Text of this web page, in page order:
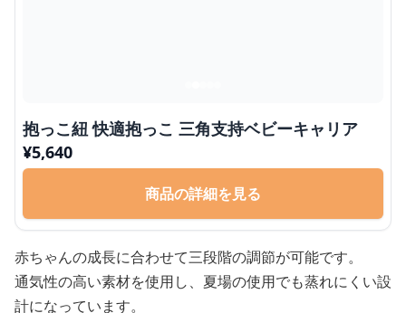
抱っこ紐 快適抱っこ 三角支持ベビーキャリア
¥5,640
商品の詳細を見る
赤ちゃんの成長に合わせて三段階の調節が可能です。
通気性の高い素材を使用し、夏場の使用でも蒸れにくい設
計になっています。